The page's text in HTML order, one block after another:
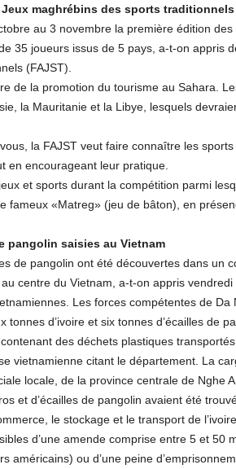
maghrébins des sports traditionnels
au 3 novembre la première édition
35 joueurs issus de 5 pays, a-t-on appris
(FAJST).
de la promotion du tourisme au Sahara.
la Mauritanie et la Libye, lesquels
la FAJST veut faire connaître les
en encourageant leur pratique.
et sports durant la compétition parmi
fameux «Matreg» (jeu de bâton), en
pangolin saisies au Vietnam
de pangolin ont été découvertes dans un
centre du Vietnam, a-t-on appris vendredi
Les forces compétentes de Da
d’ivoire et six tonnes d’écailles de
des déchets plastiques transportés
vietnamienne citant le département. La
locale, de la province centrale de Nghe
et d’écailles de pangolin avaient été
le stockage et le transport de
d’une amende comprise entre 5 et 50
américains) ou d’une peine